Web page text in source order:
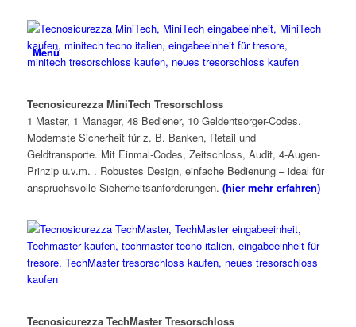
Menü
Tecnosicurezza MiniTech Tresorschloss
1 Master, 1 Manager, 48 Bediener, 10 Geldentsorger-Codes.
Modernste Sicherheit für z. B. Banken, Retail und
Geldtransporte. Mit Einmal-Codes, Zeitschloss, Audit, 4-Augen-
Prinzip u.v.m. . Robustes Design, einfache Bedienung – ideal für
anspruchsvolle Sicherheitsanforderungen. (hier mehr erfahren)
Tecnosicurezza TechMaster Tresorschloss